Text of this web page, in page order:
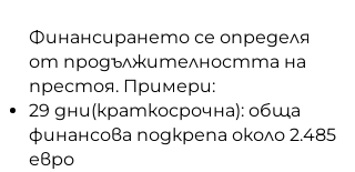
Финансирането се определя
от продължителността на
престоя. Примери:
29 дни(краткосрочна): обща
финансова подкрепа около 2.485
евро